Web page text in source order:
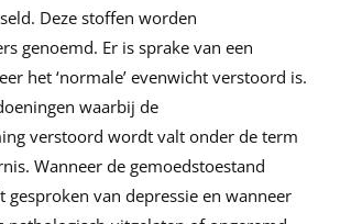
Deze stoffen worden
genoemd. Er is sprake van een
het ‘normale’ evenwicht verstoord is.
waarbij de
verstoord wordt valt onder de term
Wanneer de gemoedstoestand
gesproken van depressie en wanneer